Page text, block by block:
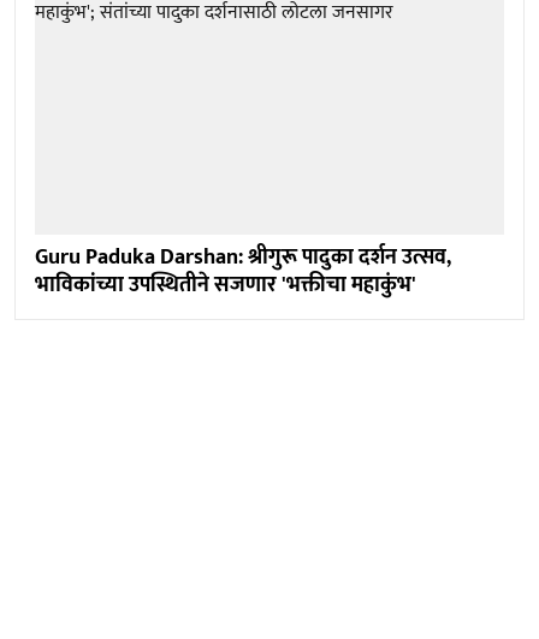
Guru Paduka Darshan: श्रीगुरू पादुका दर्शन उत्सव,
भाविकांच्या उपस्थितीने सजणार 'भक्तीचा महाकुंभ'